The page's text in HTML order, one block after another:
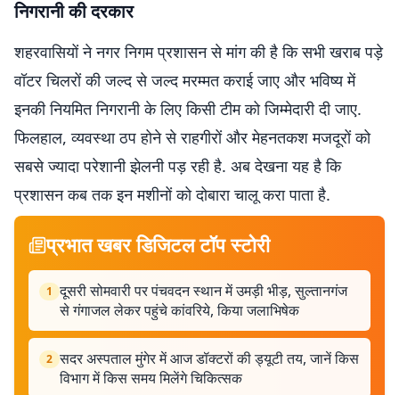
निगरानी की दरकार
शहरवासियों ने नगर निगम प्रशासन से मांग की है कि सभी खराब पड़े
वॉटर चिलरों की जल्द से जल्द मरम्मत कराई जाए और भविष्य में
इनकी नियमित निगरानी के लिए किसी टीम को जिम्मेदारी दी जाए.
फिलहाल, व्यवस्था ठप होने से राहगीरों और मेहनतकश मजदूरों को
सबसे ज्यादा परेशानी झेलनी पड़ रही है. अब देखना यह है कि
प्रशासन कब तक इन मशीनों को दोबारा चालू करा पाता है.
प्रभात खबर डिजिटल टॉप स्टोरी
1 दूसरी सोमवारी पर पंचवदन स्थान में उमड़ी भीड़, सुल्तानगंज
से गंगाजल लेकर पहुंचे कांवरिये, किया जलाभिषेक
2 सदर अस्पताल मुंगेर में आज डॉक्टरों की ड्यूटी तय, जानें किस
विभाग में किस समय मिलेंगे चिकित्सक